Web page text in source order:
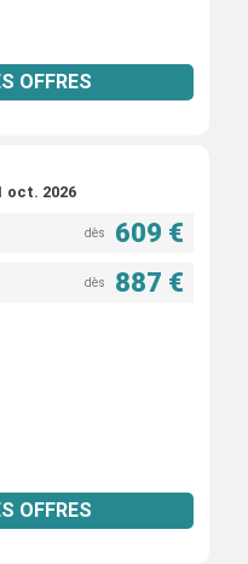
OFFRES
oct. 2026
dès 609 €
dès 887 €
OFFRES